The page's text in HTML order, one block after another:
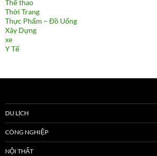
Thể thao
Thời Trang
Thực Phẩm – Đồ Uống
Xây Dựng
xe
Y Tế
DU LỊCH
CÔNG NGHIỆP
NỘI THẤT